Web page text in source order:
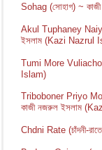
Sohag (সোহাগ) ~
Akul Tuphaney
ইসলাম (Kazi Nazrul
Tumi More Vuliacho
Islam)
Triboboner Priyo
কাজী নজরুল ইসলাম
Chdni Rate (চাঁদনী-